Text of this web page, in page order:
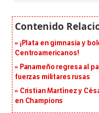
¡Plata en gimnasia y
Centroamericanos!
Panameño regresa al
fuerzas militares rusas
Cristian Martínez y
en Champions